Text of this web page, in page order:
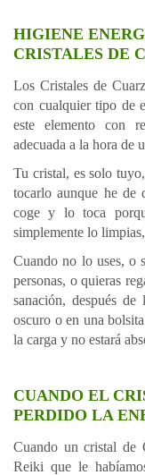
HIGIENE
CRISTALES DE
Los Cristales de
con cualquier tipo de
este elemento con
adecuada a la hora de
Tu cristal, es solo
tocarlo aunque he de
coge y lo toca
simplemente lo
Cuando no lo uses, o
personas, o quieras
sanación, después
oscuro o en una
la carga y no estará
CUANDO EL
PERDIDO LA
Cuando un cristal de
Reiki que le